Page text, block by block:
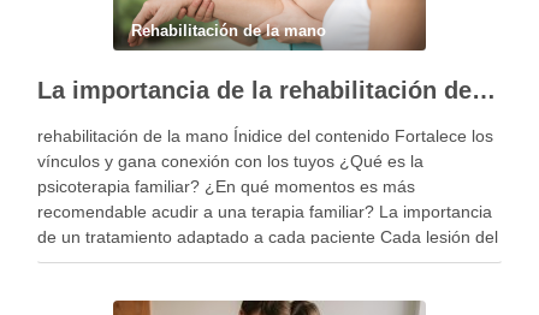
Rehabilitación de la mano
La importancia de la rehabilitación de la mano personalizada
rehabilitación de la mano Ínidice del contenido Fortalece los
vínculos y gana conexión con los tuyos ¿Qué es la
psicoterapia familiar? ¿En qué momentos es más
recomendable acudir a una terapia familiar? La importancia
de un tratamiento adaptado a cada paciente Cada lesión del
miembro superior es diferente y, por …